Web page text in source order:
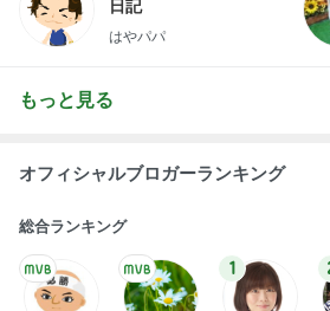
日記
はやパパ
もっと見る
オフィシャルブロガーランキング
総合ランキング
1